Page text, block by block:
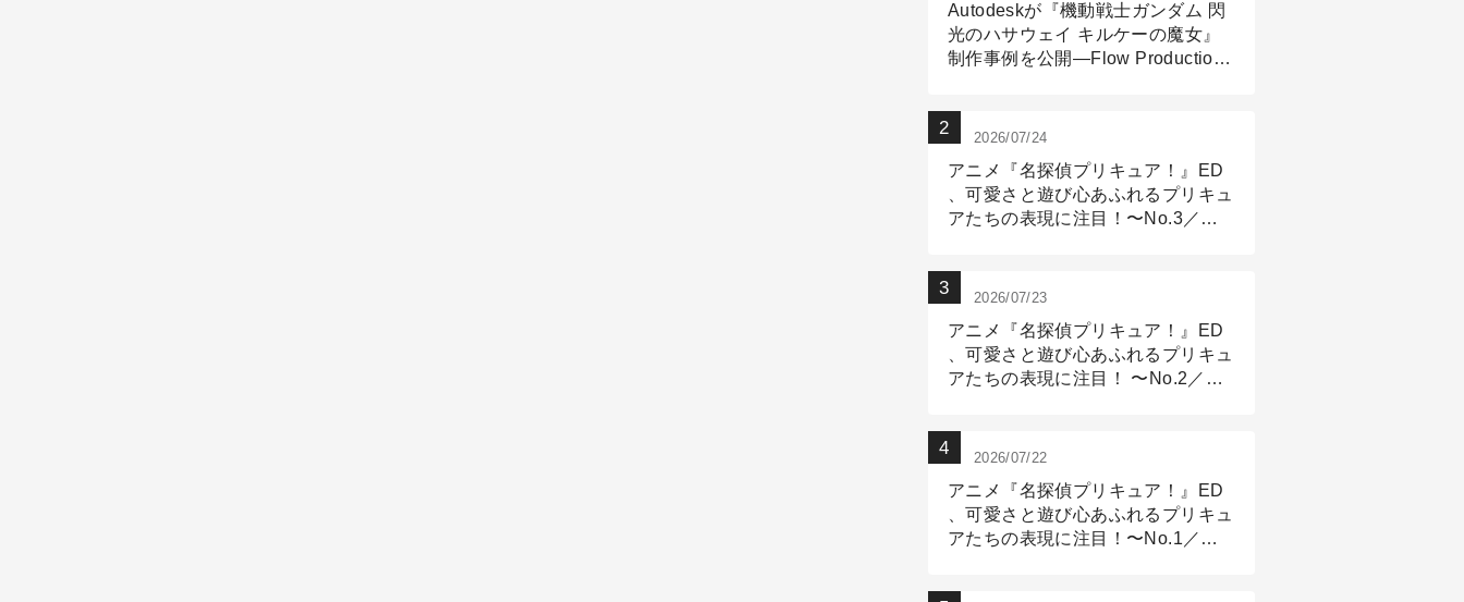
Autodeskが『機動戦士ガンダム 閃
光のハサウェイ キルケーの魔女』
制作事例を公開―Flow Production
2026/07/24
アニメ『名探偵プリキュア！』ED
、可愛さと遊び心あふれるプリキュ
アたちの表現に注目！〜No.3／ア
2026/07/23
アニメ『名探偵プリキュア！』ED
、可愛さと遊び心あふれるプリキュ
アたちの表現に注目！ 〜No.2／モ
2026/07/22
アニメ『名探偵プリキュア！』ED
、可愛さと遊び心あふれるプリキュ
アたちの表現に注目！〜No.1／演